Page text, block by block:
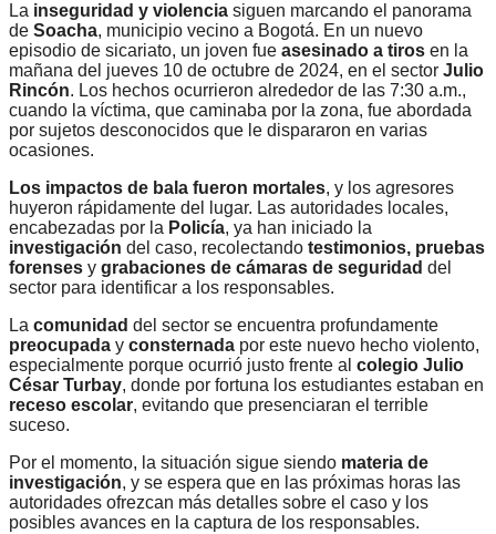
La inseguridad y violencia siguen marcando el panorama
de Soacha, municipio vecino a Bogotá. En un nuevo
episodio de sicariato, un joven fue asesinado a tiros en la
mañana del jueves 10 de octubre de 2024, en el sector Julio
Rincón. Los hechos ocurrieron alrededor de las 7:30 a.m.,
cuando la víctima, que caminaba por la zona, fue abordada
por sujetos desconocidos que le dispararon en varias
ocasiones.
Los impactos de bala fueron mortales, y los agresores
huyeron rápidamente del lugar. Las autoridades locales,
encabezadas por la Policía, ya han iniciado la
investigación del caso, recolectando testimonios, pruebas
forenses y grabaciones de cámaras de seguridad del
sector para identificar a los responsables.
La comunidad del sector se encuentra profundamente
preocupada y consternada por este nuevo hecho violento,
especialmente porque ocurrió justo frente al colegio Julio
César Turbay, donde por fortuna los estudiantes estaban en
receso escolar, evitando que presenciaran el terrible
suceso.
Por el momento, la situación sigue siendo materia de
investigación, y se espera que en las próximas horas las
autoridades ofrezcan más detalles sobre el caso y los
posibles avances en la captura de los responsables.